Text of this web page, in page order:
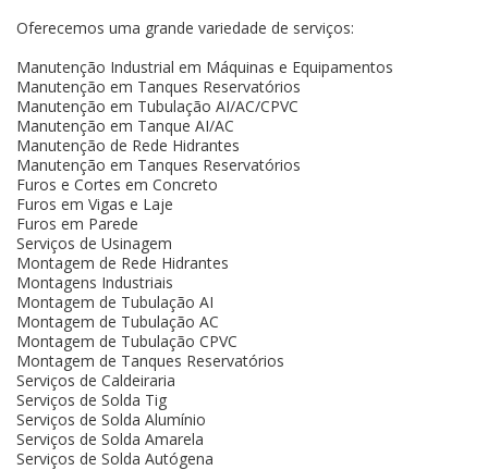
Oferecemos uma grande variedade de serviços:
Manutenção Industrial em Máquinas e Equipamentos
Manutenção em Tanques Reservatórios
Manutenção em Tubulação AI/AC/CPVC
Manutenção em Tanque AI/AC
Manutenção de Rede Hidrantes
Manutenção em Tanques Reservatórios
Furos e Cortes em Concreto
Furos em Vigas e Laje
Furos em Parede
Serviços de Usinagem
Montagem de Rede Hidrantes
Montagens Industriais
Montagem de Tubulação AI
Montagem de Tubulação AC
Montagem de Tubulação CPVC
Montagem de Tanques Reservatórios
Serviços de Caldeiraria
Serviços de Solda Tig
Serviços de Solda Alumínio
Serviços de Solda Amarela
Serviços de Solda Autógena